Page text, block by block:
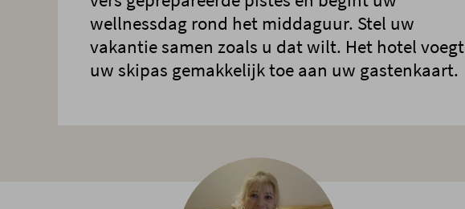
wellnessdag rond het middaguur. Stel uw
vakantie samen zoals u dat wilt. Het hotel voegt
uw skipas gemakkelijk toe aan uw gastenkaart.